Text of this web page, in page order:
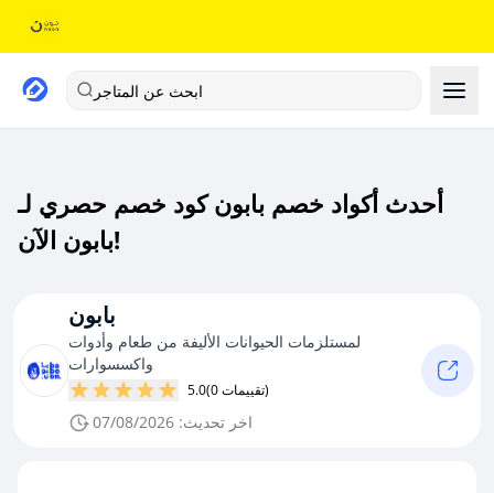
ابحث عن المتاجر
أحدث أكواد خصم بابون كود خصم حصري لـ
بابون الآن!
بابون
لمستلزمات الحيوانات الأليفة من طعام وأدوات
واكسسوارات
5.0 (0 تقييمات)
اخر تحديث: 07/08/2026